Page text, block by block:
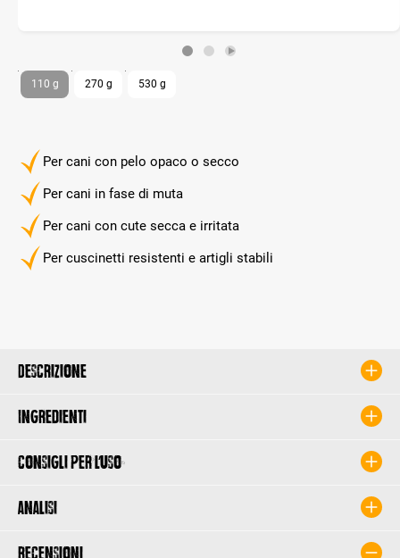
Per cani con pelo opaco o secco
Per cani in fase di muta
Per cani con cute secca e irritata
Per cuscinetti resistenti e artigli stabili
110 g 270 g 530 g
Descrizione
Ingredienti
Consigli per l’uso
Analisi
Recensioni